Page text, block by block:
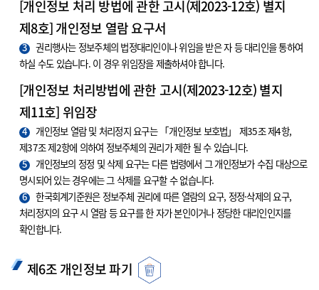
[개인정보 처리 방법에 관한 고시(제2023-12호) 별지
제8호] 개인정보 열람 요구서
3
권리행사는 정보주체의 법정대리인이나 위임을 받은 자 등 대리인을 통하여
하실 수도 있습니다. 이 경우 위임장을 제출하셔야 합니다.
[개인정보 처리방법에 관한 고시(제2023-12호) 별지
제11호] 위임장
4
개인정보 열람 및 처리정지 요구는 「개인정보 보호법」 제35조 제4항,
제37조 제2항에 의하여 정보주체의 권리가 제한 될 수 있습니다.
5
개인정보의 정정 및 삭제 요구는 다른 법령에서 그 개인정보가 수집 대상으로
명시되어 있는 경우에는 그 삭제를 요구할 수 없습니다.
6
한국회계기준원은 정보주체 권리에 따른 열람의 요구, 정정·삭제의 요구,
처리정지의 요구 시 열람 등 요구를 한 자가 본인이거나 정당한 대리인인지를
확인합니다.
제6조 개인정보 파기